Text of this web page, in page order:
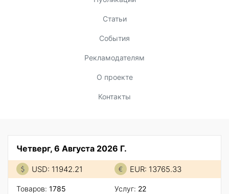
Статьи
События
Рекламодателям
О проекте
Контакты
Четверг, 6 Августа 2026 Г.
USD: 11942.21 EUR: 13765.33
Товаров: 1785
Услуг: 22